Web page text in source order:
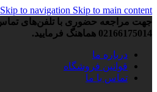
Skip to navigation Skip to main content
02166175014 هماهنگ فرمایید.
درباره ما
قوانین فروشگاه
تماس با ما